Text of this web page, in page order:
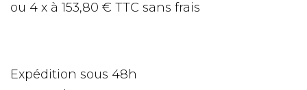
ou 4 x à 153,80 € TTC sans frais
Expédition sous 48h